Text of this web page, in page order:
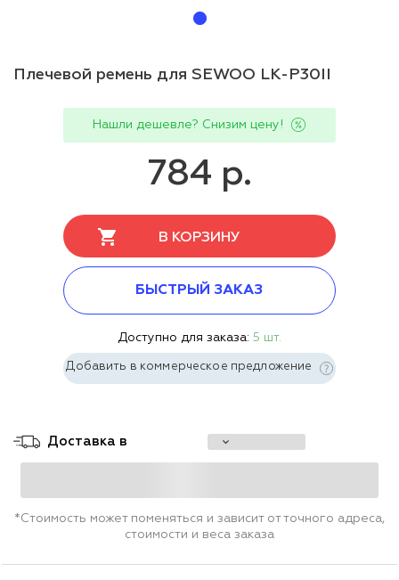
Плечевой ремень для SEWOO LK-P30II
Нашли дешевле? Снизим цену!
784 р.
В КОРЗИНУ
БЫСТРЫЙ ЗАКАЗ
Доступно для заказа: 5 шт.
Добавить в коммерческое предложение
Доставка в
*Стоимость может поменяться и зависит от точного адреса,
стоимости и веса заказа